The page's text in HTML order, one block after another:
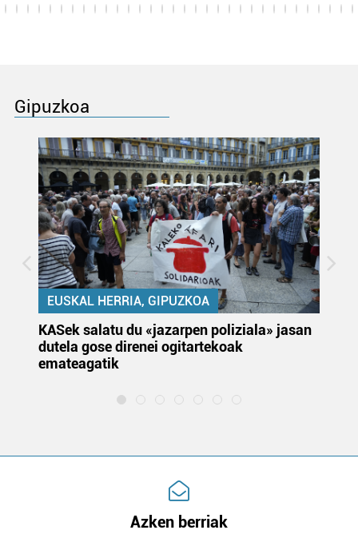
Gipuzkoa
EUSKAL HERRIA, GIPUZKOA
KASek salatu du «jazarpen poliziala» jasan
dutela gose direnei ogitartekoak
emateagatik
Azken berriak